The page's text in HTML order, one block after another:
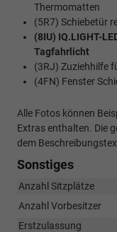
Thermomatten
(5R7) Schiebetür
(8IU) IQ.LIGHT-
Tagfahrlicht
(3RJ) Zuziehhilfe
(4FN) Fenster
Alle Fotos können
Extras enthalten. Die
dem
Sonstiges
Anzahl Sitzplätze
Anzahl Vorbesitzer
Erstzulassung